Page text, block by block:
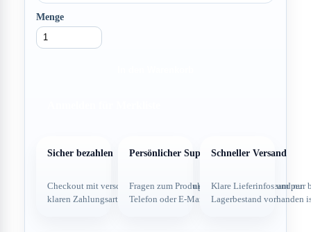
Menge
Sicher bezahlen
Checkout mit verschlüsselter Verbindung und
klaren Zahlungsarten.
Persönlicher Support
Fragen zum Produkt direkt über dein Team per
Telefon oder E-Mail.
Schneller Versand
Klare Lieferinfos und nur
Lagerbestand vorhanden